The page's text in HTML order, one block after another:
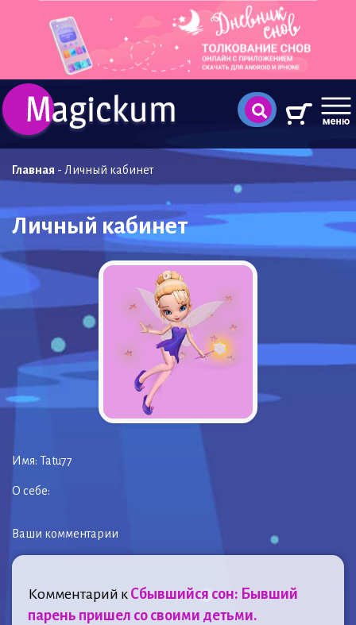
Главная - Личный кабинет
Личный кабинет
Имя: Tatu77
О себе:
Ваши комментарии
Комментарий к Сбывшийся сон: Бывший
парень пришел со своими детьми.